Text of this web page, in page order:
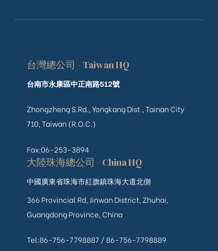
台灣總公司 - Taiwan HQ
台南市永康區中正南路512號
Zhongzheng S.Rd., Yongkang Dist., Tainan City
710, Taiwan (R.O.C.)
Fax:06-253-3894
大陸珠海總公司 - China HQ
中國廣東省珠海市紅旗鎮珠海大道北側
366 Provincial Rd, Jinwan District, Zhuhai,
Guangdong Province, China
Tel:86-756-7798887 / 86-756-7798889